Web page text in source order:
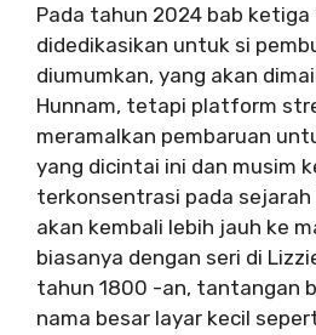
Pada tahun 2024 bab ketiga
didedikasikan untuk si
diumumkan, yang akan
Hunnam, tetapi platform
meramalkan pembaruan
yang dicintai ini dan musim
terkonsentrasi pada sejarah
akan kembali lebih jauh ke
biasanya dengan seri di
tahun 1800 -an, tantangan
nama besar layar kecil